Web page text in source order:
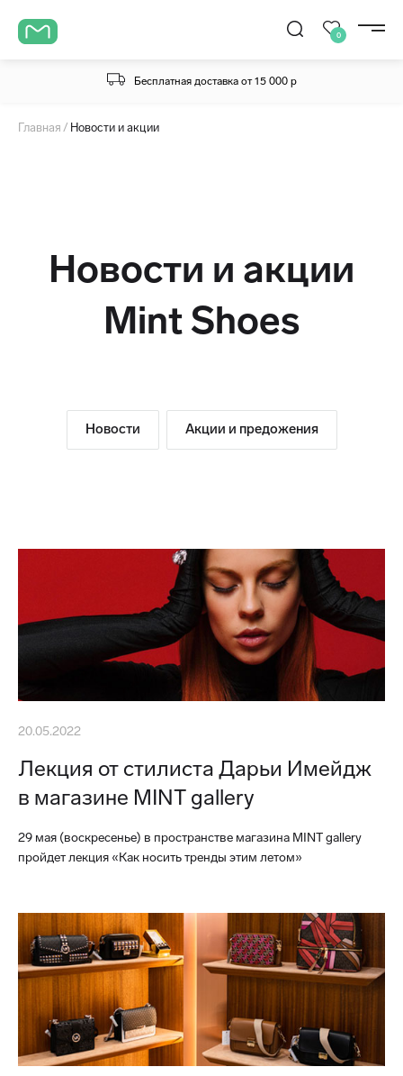
0
Бесплатная доставка от 15 000 р
Главная Новости и акции
Новости и акции
Mint Shoes
Новости Акции и предожения
20.05.2022
Лекция от стилиста Дарьи Имейдж
в магазине MINT gallery
29 мая (воскресенье) в пространстве магазина MINT gallery
пройдет лекция «Как носить тренды этим летом»